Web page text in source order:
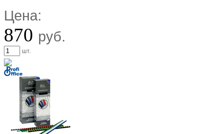
Цена:
870 руб.
шт.